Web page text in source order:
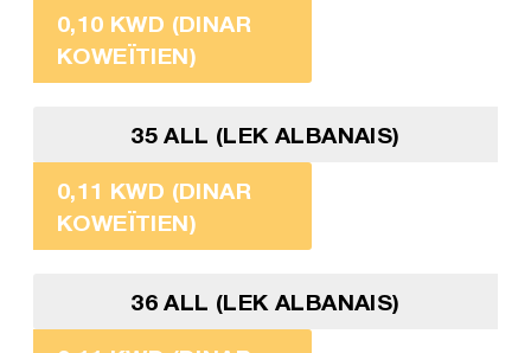
0,10 KWD (DINAR
KOWEÏTIEN)
35 ALL (LEK ALBANAIS)
0,11 KWD (DINAR
KOWEÏTIEN)
36 ALL (LEK ALBANAIS)